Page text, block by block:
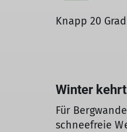
Knapp 20
Winter
Für
schneefreie